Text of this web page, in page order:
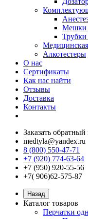
Мешки
Алкотестеры
О нас
Сертификаты
Как нас найти
Отзывы
Доставка
Контакты
Заказать обратный
medtyla@yandex.ru
8 (800) 550-47-71
+7 (920) 774-63-64
+7 (950) 920-55-56
+7( 906)62-575-87
Назад
Каталог товаров
Перчатки